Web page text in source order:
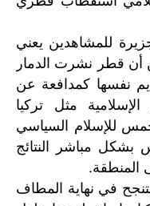
للمشاهدين يعني
أن قطر نشرت الدمار
نفسها كمدافعة عن
مثل تركيا
للإسلام السياسي
بشكل مباشر النتائج
المنطقة.
في نهاية المطاف